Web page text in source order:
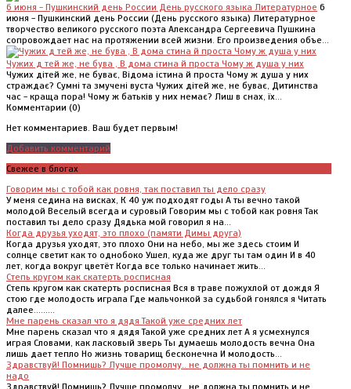
6 июня - Пушкинский день России День русского языка Литературное 6
июня - Пушкинский день России (День русского языка) Литературное
творчество великого русского поэта Александра Сергеевича Пушкина
сопровождает нас на протяжении всей жизни. Его произведения объе...
Чужих д тей же, не бува , В дома стина й проста Чому ж душа у них
Чужих дітей же, не буває, Відома істина й проста Чому ж душа у них
страждає? Сумні та змучені вуста Чужих дітей же, не буває, Дитинства
час - краща пора! Чому ж батьків у них немає? Лиш в снах, їх...
Комментарии (0)
Нет комментариев. Ваш будет первым!
Добавить комментарий
Свежее в блогах
Говорим мы с тобой как ровня, так поставил ты дело сразу
У меня седина на висках, К 40 уж подходят годы А ты вечно такой
молодой Веселый всегда и суровый Говорим мы с тобой как ровня Так
поставил ты дело сразу Дядька мой говорил я на...
Когда друзья уходят, это плохо (памяти Димы друга)
Когда друзья уходят, это плохо Они на небо, мы же здесь стоим И
солнце светит как то однобоко Ушел, куда же друг ты там один И в 40
лет, когда вокруг цветёт Когда все только начинает жить...
Степь кругом как скатерть росписная
Степь кругом как скатерть росписная Вся в траве пожухлой от дождя Я
стою где молодость играла Где мальчонкой за судьбой гонялся я Читать
далее.........
Мне парень сказал что я дядя Такой уже средних лет
Мне парень сказал что я дядя Такой уже средних лет А я усмехнулся
играя Словами, как ласковый зверь Ты думаешь молодость вечна Она
лишь дает тепло Но жизнь товарищ бесконечна И молодость...
Здравствуй! Помнишь? Лучше промолчу.. не должна ты помнить и не
надо
Здравствуй! Помнишь? Лучше промолчу.. не должна ты помнить и не